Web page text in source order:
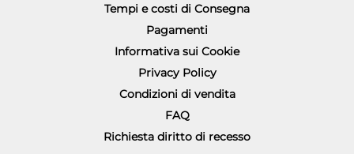
Tempi e costi di Consegna
Pagamenti
Informativa sui Cookie
Privacy Policy
Condizioni di vendita
FAQ
Richiesta diritto di recesso